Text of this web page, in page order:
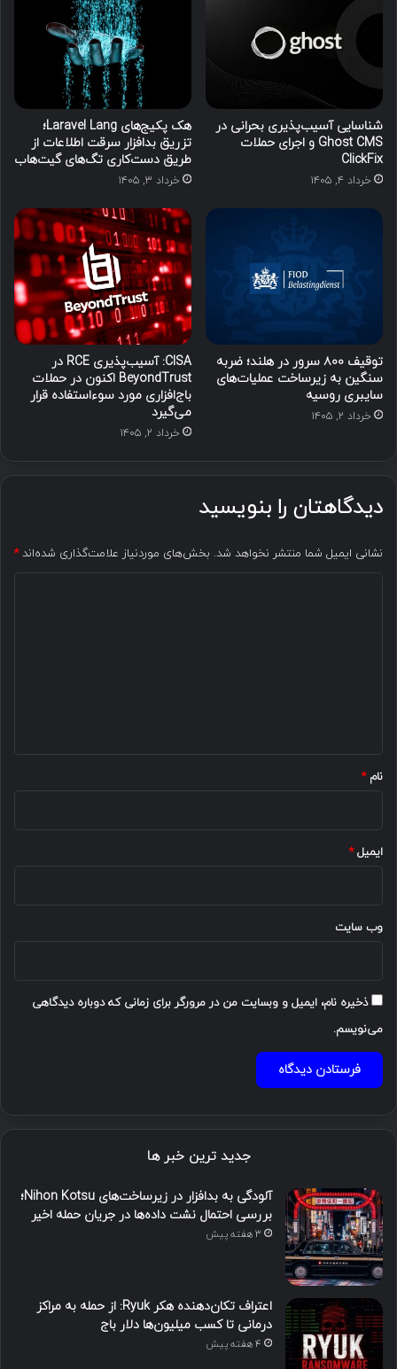
شناسایی آسیب‌پذیری بحرانی در
Ghost CMS و اجرای حملات
ClickFix
خرداد ۴, ۱۴۰۵
هک پکیج‌های Laravel Lang؛
تزریق بدافزار سرقت اطلاعات از
طریق دست‌کاری تگ‌های گیت‌هاب
خرداد ۳, ۱۴۰۵
توقیف ۸۰۰ سرور در هلند؛ ضربه
سنگین به زیرساخت عملیات‌های
سایبری روسیه
خرداد ۲, ۱۴۰۵
CISA: آسیب‌پذیری RCE در
BeyondTrust اکنون در حملات
باج‌افزاری مورد سوءاستفاده قرار
می‌گیرد
خرداد ۲, ۱۴۰۵
دیدگاهتان را بنویسید
نشانی ایمیل شما منتشر نخواهد شد. بخش‌های موردنیاز علامت‌گذاری شده‌اند*
نام*
ایمیل*
وب‌ سایت
ذخیره نام، ایمیل و وبسایت من در مرورگر برای زمانی که دوباره دیدگاهی
می‌نویسم.
جدید ترین خبر ها
آلودگی به بدافزار در زیرساخت‌های Nihon Kotsu؛
بررسی احتمال نشت داده‌ها در جریان حمله اخیر
3 هفته پیش
اعتراف تکان‌دهنده هکر Ryuk: از حمله به مراکز
درمانی تا کسب میلیون‌ها دلار باج
4 هفته پیش